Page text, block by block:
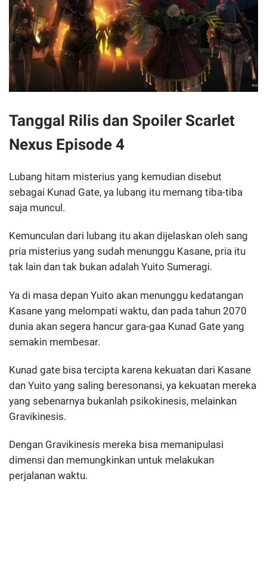
Tanggal Rilis dan Spoiler Scarlet
Nexus Episode 4
Lubang hitam misterius yang kemudian disebut
sebagai Kunad Gate, ya lubang itu memang tiba-tiba
saja muncul.
Kemunculan dari lubang itu akan dijelaskan oleh sang
pria misterius yang sudah menunggu Kasane, pria itu
tak lain dan tak bukan adalah Yuito Sumeragi.
Ya di masa depan Yuito akan menunggu kedatangan
Kasane yang melompati waktu, dan pada tahun 2070
dunia akan segera hancur gara-gaa Kunad Gate yang
semakin membesar.
Kunad gate bisa tercipta karena kekuatan dari Kasane
dan Yuito yang saling beresonansi, ya kekuatan mereka
yang sebenarnya bukanlah psikokinesis, melainkan
Gravikinesis.
Dengan Gravikinesis mereka bisa memanipulasi
dimensi dan memungkinkan untuk melakukan
perjalanan waktu.